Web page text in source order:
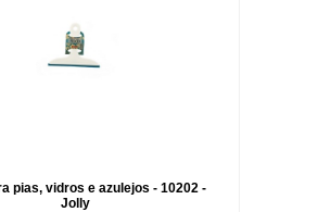
pias, vidros e azulejos - 10202 -
Jolly